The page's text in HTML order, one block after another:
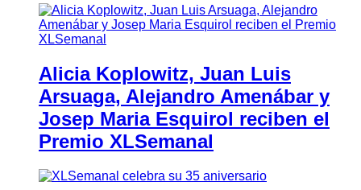
Alicia Koplowitz, Juan Luis
Arsuaga, Alejandro Amenábar y
Josep Maria Esquirol reciben el
Premio XLSemanal